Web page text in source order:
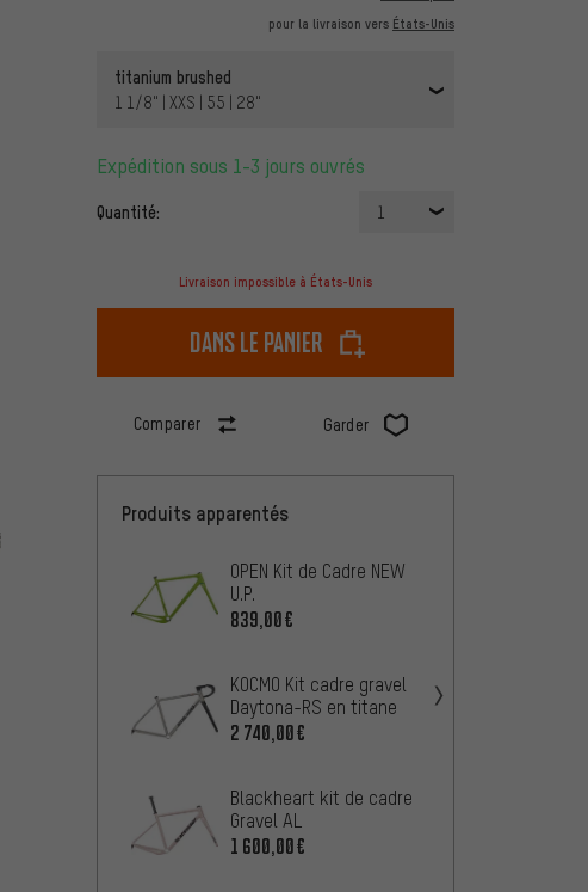
pour la livraison vers États-Unis
titanium brushed
1 1/8" | XXS | 55 | 28"
Expédition sous 1-3 jours ouvrés
Quantité: 1
Livraison impossible à États-Unis
dans le panier
Comparer Garder
Produits apparentés
OPEN Kit de Cadre NEW
U.P.
839,00€
KOCMO Kit cadre gravel
Daytona-RS en titane
2 740,00€
Blackheart kit de cadre
Gravel AL
1 600,00€